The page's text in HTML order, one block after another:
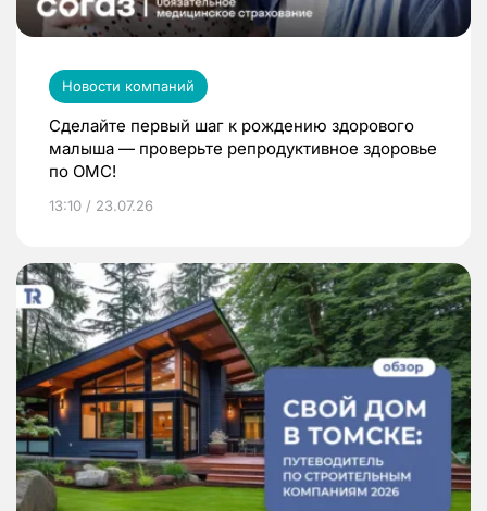
Новости компаний
Сделайте первый шаг к рождению здорового
малыша — проверьте репродуктивное здоровье
по ОМС!
13:10 / 23.07.26